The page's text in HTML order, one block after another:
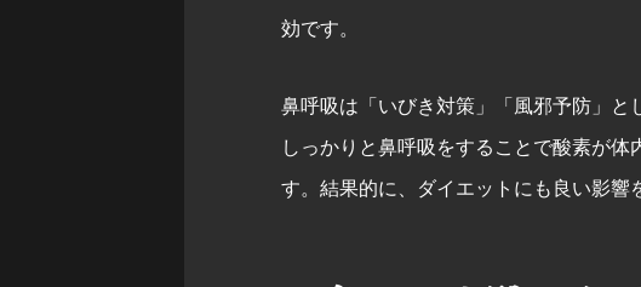
効です。
鼻呼吸は「いびき対策」「風邪予防」と
しっかりと鼻呼吸をすることで酸素が
す。結果的に、ダイエットにも良い影響